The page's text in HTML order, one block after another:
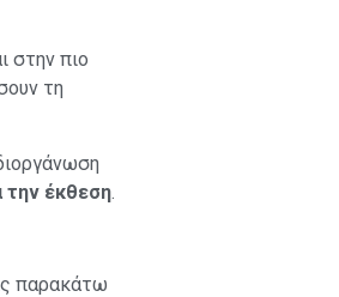
στην πιο
τη
την έκθεση.
παρακάτω